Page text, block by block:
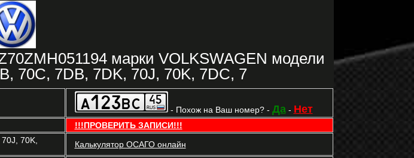
марки VOLKSWAGEN модели
70C, 7DB, 7DK, 70J, 70K, 7DC, 7
- Похож на Ваш номер? - Да- Нет
!!!ПРОВЕРИТЬ ЗАПИСИ!!!
70K,
Калькулятор ОСАГО онлайн